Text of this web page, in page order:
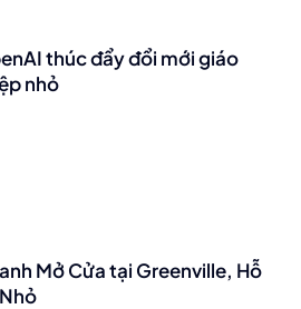
thúc đẩy đổi mới giáo
nhỏ
Mở Cửa tại Greenville, Hỗ